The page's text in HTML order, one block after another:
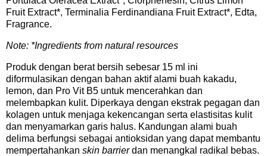
Fruit Extract*, Terminalia Ferdinandiana Fruit Extract*, Edta,
Fragrance.
Note: *Ingredients from natural resources
Produk dengan berat bersih sebesar 15 ml ini
diformulasikan dengan bahan aktif alami buah kakadu,
lemon, dan Pro Vit B5 untuk mencerahkan dan
melembapkan kulit. Diperkaya dengan ekstrak pegagan dan
kolagen untuk menjaga kekencangan serta elastisitas kulit
dan menyamarkan garis halus. Kandungan alami buah
delima berfungsi sebagai antioksidan yang dapat membantu
mempertahankan skin barrierdan menangkal radikal bebas.